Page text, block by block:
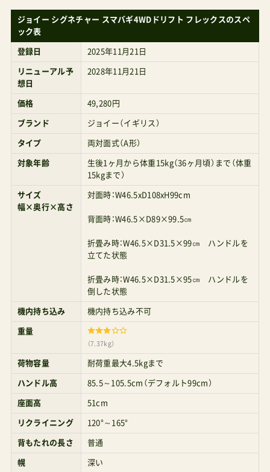
する機能２つが追加されたことが大きい。（左）フ
レックス（右）見切れているが通常シグネチャーモ
デルタイヤの形状がわずかに違う印象マグネット
ベルトと真横スライドだ。「結局、どちらを買えば
いいの？」に対しては、どちらでも良いと思う。試
し押してきた印象としては、操舵感が重くなった
ような気がする。タイヤの形状も微妙に厚め（カド
がとれていない分、ごく若干幅広に）。確かにマグ
ネットベルトは便利だけれども、操舵性を重視す
るなら「旧モデルのフレックス表記なしのシグネ
チャー」で十分良さそうでした。 Joieベビーカー
バギ4WDのレビュー Amazonで探す 楽天市場で探
4WDシグネチャー口コミの真相 現在ではシグネチ
ャーモデルは終売となっており、オート4輪なしの
「スマバギ・メッシュ」、オート4輪ありの「スマバギ
4WD」「スマバギ4WDドリフト」の3モデル展開で
す… その他、Joie社のベビーカー同士の比較につ
いては、下記の代理店カトージの公式動画がわか
りやすい。どんな人に向いているか？3万円以内で
高機能な両対面式ベビーカーが欲しいタイヤはシ
ングルタイヤにこだわりはなく、ダブルタイヤで
も構わないブランド志向としては「伊勢丹よりも
ジョイー シグネチャー スマバギ4WDドリフト フレックスのスペ
ック表
登録日 2025年11月21日
リニューアル予
想日
2028年11月21日
価格 49,280円
ブランド ジョイー（イギリス）
タイプ 両対面式（A形）
対象年齢
生後1ヶ月から体重15kg（36ヶ月頃）まで（体重
15kgまで）
サイズ
幅×奥行×高さ
対面時：W46.5xD108xH99cm
背面時：W46.5×D89×99.5㎝
折畳み時：W46.5×D31.5×99㎝ ハンドルを
立てた状態
折畳み時：W46.5×D31.5×95㎝ ハンドルを
倒した状態
機内持ち込み 機内持ち込み不可
重量
（7.37kg）
荷物容量 耐荷重最大4.5kgまで
ハンドル高 85.5～105.5cm（デフォルト99cm）
座面高 51cm
リクライニング 120°～165°
背もたれの長さ 普通
幌 深い